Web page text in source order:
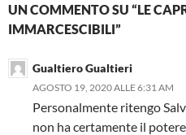
UN COMMENTO SU “LE
IMMARCESCIBILI”
Gualtiero Gualtieri
AGOSTO 19, 2020 ALLE 6:31 AM
Personalmente ritengo
non ha certamente il